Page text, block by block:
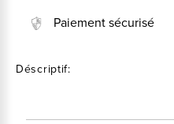
Paiement sécurisé
Déscriptif: